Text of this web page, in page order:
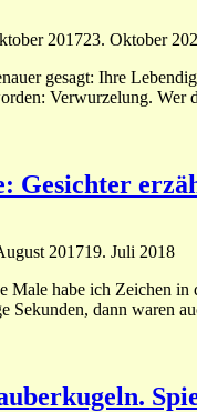
201723. Oktober
gesagt: Ihre
Verwurzelung.
Gesichter
201719. Juli 2018
Male habe ich Zeichen
Sekunden, dann waren